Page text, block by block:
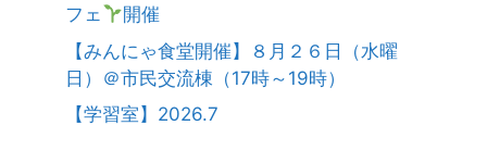
フェ
開催
【みんにゃ食堂開催】８月２６日（水曜
日）＠市民交流棟（17時～19時）
【学習室】2026.7